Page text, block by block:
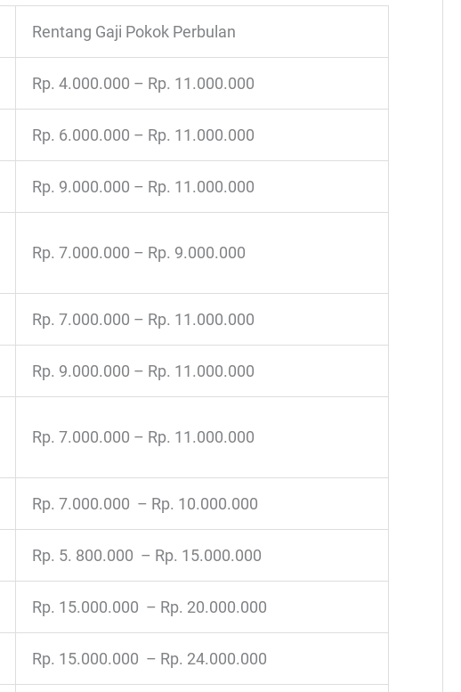
Rentang Gaji Pokok Perbulan
Rp. 4.000.000 – Rp. 11.000.000
Rp. 6.000.000 – Rp. 11.000.000
Rp. 9.000.000 – Rp. 11.000.000
Rp. 7.000.000 – Rp. 9.000.000
Rp. 7.000.000 – Rp. 11.000.000
Rp. 9.000.000 – Rp. 11.000.000
Rp. 7.000.000 – Rp. 11.000.000
Rp. 7.000.000 – Rp. 10.000.000
Rp. 5. 800.000 – Rp. 15.000.000
Rp. 15.000.000 – Rp. 20.000.000
Rp. 15.000.000 – Rp. 24.000.000